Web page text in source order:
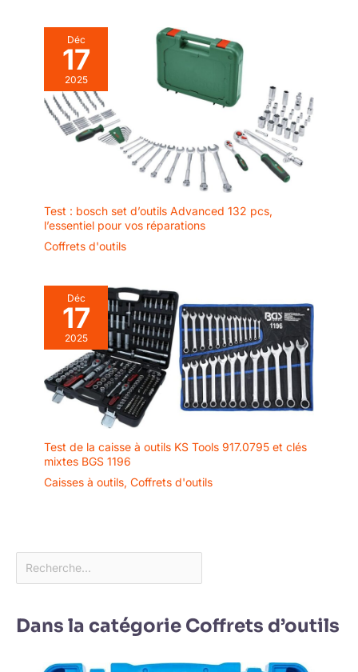
Embouts profil T (pour
Torx) avec perçage
frontal TH40 - TH45 -
TH50 - TH55 - TH60 -
TH70 | Embouts six pans
creux 7 - 8 - 10 - 12 - 14
mm | Embouts
cruciformes PH3 - PH4 /
PZ3 - PZ4 | Embouts
fente 8 - 10 - 12 mm |
Jeu de clés coudées six
pans creux 1 - 1,5 - 2 -
2,5 - 3 - 4 - 4,5 mm
Déc
17
2025
Test : bosch set d’outils Advanced 132 pcs,
l’essentiel pour vos réparations
Coffrets d'outils
Déc
17
2025
Test de la caisse à outils KS Tools 917.0795 et clés
mixtes BGS 1196
Caisses à outils, Coffrets d'outils
Dans la catégorie Coffrets d’outils